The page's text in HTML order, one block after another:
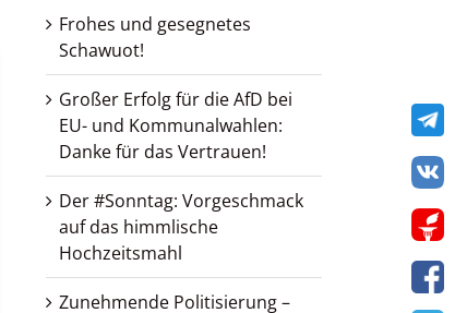
Frohes und gesegnetes
Schawuot!
Großer Erfolg für die AfD bei
EU- und Kommunalwahlen:
Danke für das Vertrauen!
Der #Sonntag: Vorgeschmack
auf das himmlische
Hochzeitsmahl
Zunehmende Politisierung –